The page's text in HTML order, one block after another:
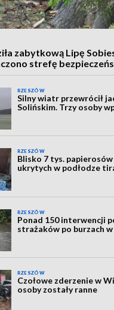
zabytkową Lipę
strefę
RZESZÓW
Silny wiatr przewrócił
Solińskim. Trzy osoby
RZESZÓW
Blisko 7 tys. papierosów
ukrytych w podłodze
RZESZÓW
Ponad 150 interwencji
strażaków po burzach
RZESZÓW
Czołowe zderzenie w
osoby zostały ranne